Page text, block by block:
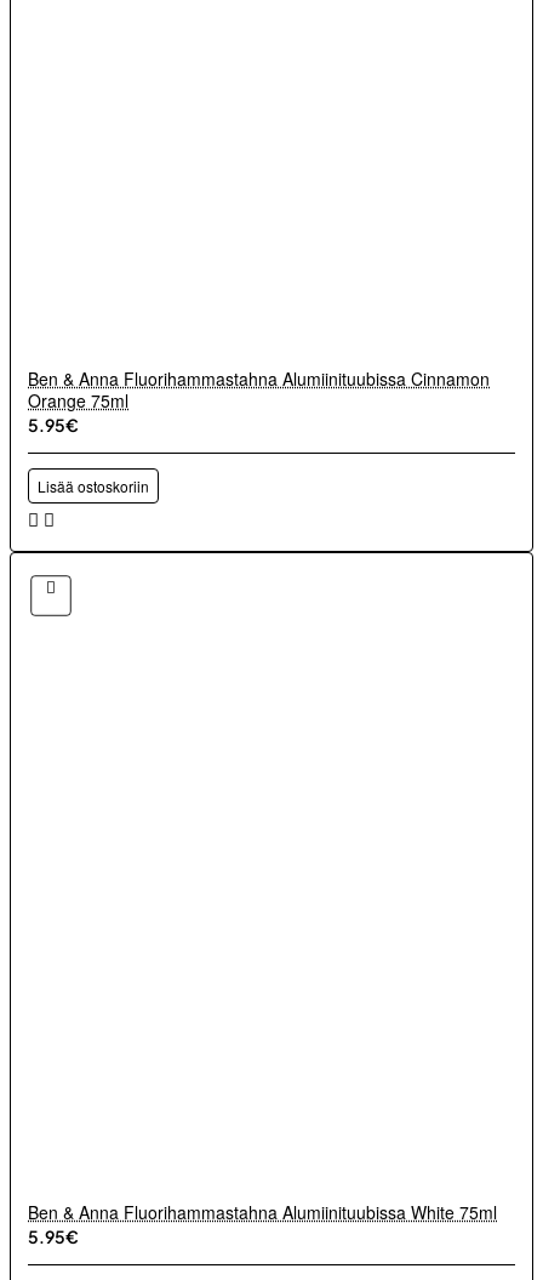
Ben & Anna Fluorihammastahna Alumiinituubissa Cinnamon
Orange 75ml
5.95€
Lisää ostoskoriin
Ben & Anna Fluorihammastahna Alumiinituubissa White 75ml
5.95€